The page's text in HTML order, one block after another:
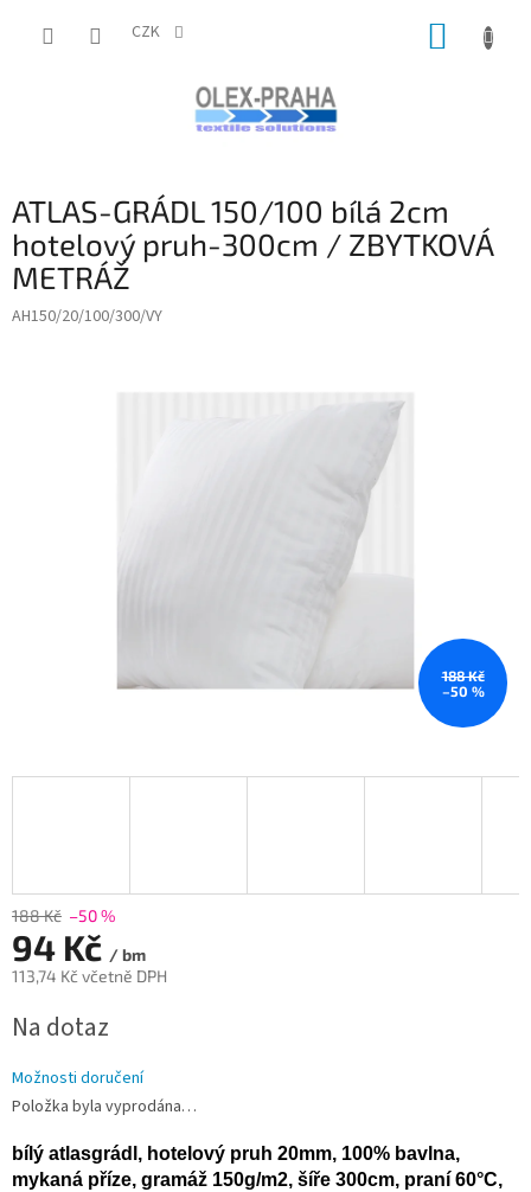
CZK
ATLAS-GRÁDL 150/100 bílá 2cm
hotelový pruh-300cm / ZBYTKOVÁ
METRÁŽ
AH150/20/100/300/VY
188 Kč
–50 %
188 Kč –50 %
94 Kč / bm
113,74 Kč včetně DPH
cena:
Na dotaz
Možnosti doručení
Položka byla vyprodána…
bílý atlasgrádl, hotelový pruh 20mm, 100% bavlna,
mykaná příze, gramáž 150g/m2, šíře 300cm, praní 60°C,